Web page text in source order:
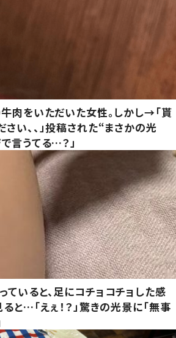
肉をいただいた女性。しかし→「貰
さい、、」投稿された“まさかの光
言うてる…？」
ていると、足にコチョコチョした感
ると…「えぇ！？」驚きの光景に「無事